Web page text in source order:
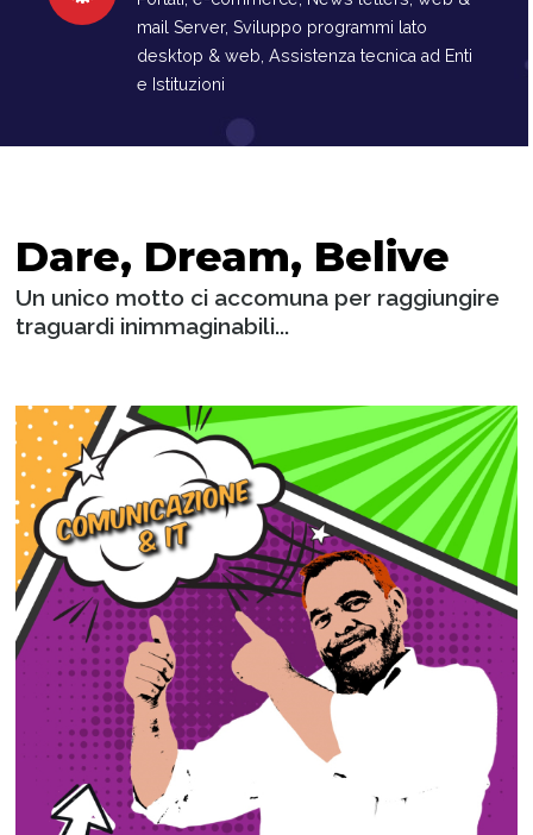
mail Server, Sviluppo programmi lato
desktop & web, Assistenza tecnica ad Enti
e Istituzioni
Dare, Dream, Belive
Un unico motto ci accomuna per raggiungire
traguardi inimmaginabili...